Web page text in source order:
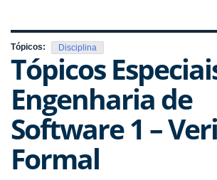
Tópicos: Disciplina
Tópicos
Engenharia de
Software 1 –
Formal